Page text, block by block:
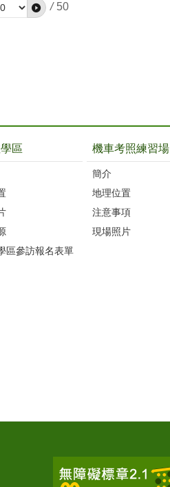
/ 50
區
區參訪報名表單
機車考照練習場
簡介
地理位置
注意事項
現場照片